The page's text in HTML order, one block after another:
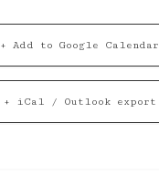
+ Add to Google Calendar
+ iCal / Outlook export